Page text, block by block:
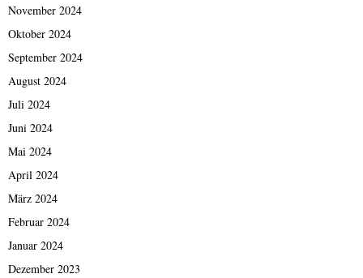
November 2024
Oktober 2024
September 2024
August 2024
Juli 2024
Juni 2024
Mai 2024
April 2024
März 2024
Februar 2024
Januar 2024
Dezember 2023